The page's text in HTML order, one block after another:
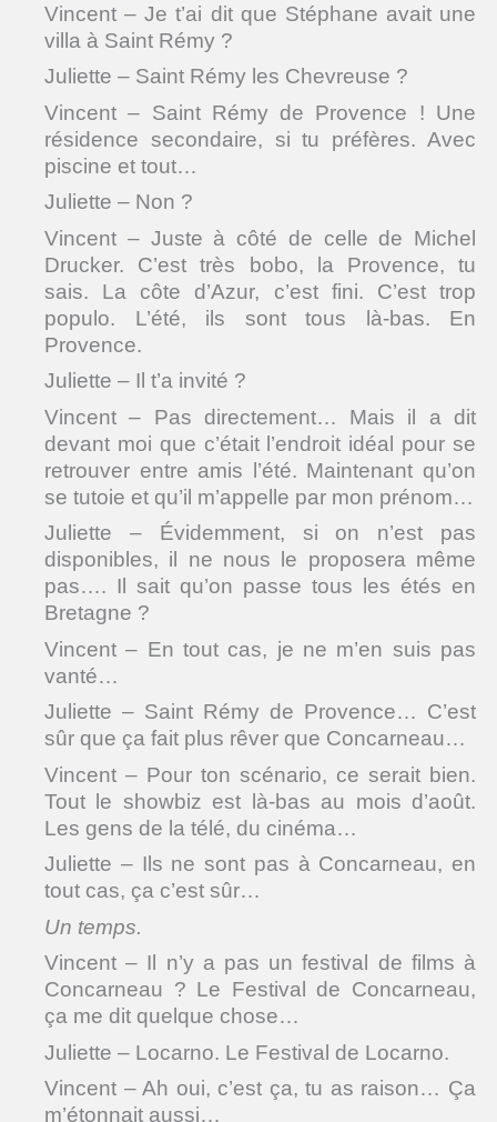
Vincent – Je t’ai dit que Stéphane avait une
villa à Saint Rémy ?
Juliette – Saint Rémy les Chevreuse ?
Vincent – Saint Rémy de Provence ! Une
résidence secondaire, si tu préfères. Avec
piscine et tout…
Juliette – Non ?
Vincent – Juste à côté de celle de Michel
Drucker. C’est très bobo, la Provence, tu
sais. La côte d’Azur, c’est fini. C’est trop
populo. L’été, ils sont tous là-bas. En
Provence.
Juliette – Il t’a invité ?
Vincent – Pas directement… Mais il a dit
devant moi que c’était l’endroit idéal pour se
retrouver entre amis l’été. Maintenant qu’on
se tutoie et qu’il m’appelle par mon prénom…
Juliette – Évidemment, si on n’est pas
disponibles, il ne nous le proposera même
pas…. Il sait qu’on passe tous les étés en
Bretagne ?
Vincent – En tout cas, je ne m’en suis pas
vanté…
Juliette – Saint Rémy de Provence… C’est
sûr que ça fait plus rêver que Concarneau…
Vincent – Pour ton scénario, ce serait bien.
Tout le showbiz est là-bas au mois d’août.
Les gens de la télé, du cinéma…
Juliette – Ils ne sont pas à Concarneau, en
tout cas, ça c’est sûr…
Un temps.
Vincent – Il n’y a pas un festival de films à
Concarneau ? Le Festival de Concarneau,
ça me dit quelque chose…
Juliette – Locarno. Le Festival de Locarno.
Vincent – Ah oui, c’est ça, tu as raison… Ça
m’étonnait aussi…